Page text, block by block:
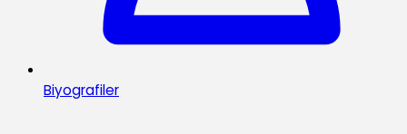
Biyografiler